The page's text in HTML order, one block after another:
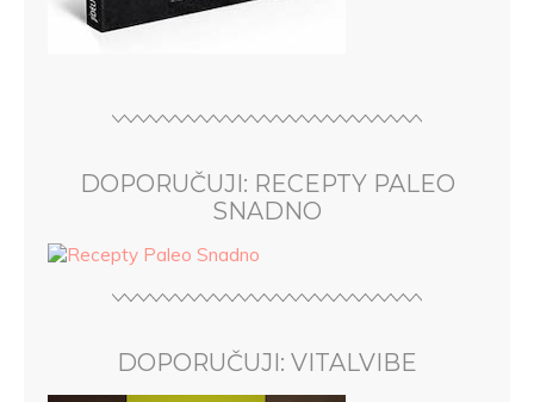
DOPORUČUJI: RECEPTY PALEO
SNADNO
DOPORUČUJI: VITALVIBE